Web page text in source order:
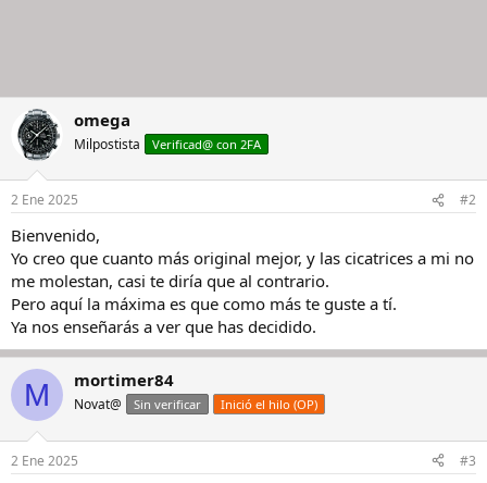
omega
Milpostista Verificad@ con 2FA
2 Ene 2025 #2
Bienvenido,
Yo creo que cuanto más original mejor, y las cicatrices a mi no
me molestan, casi te diría que al contrario.
Pero aquí la máxima es que como más te guste a tí.
Ya nos enseñarás a ver que has decidido.
M mortimer84
Novat@ Sin verificar Inició el hilo (OP)
2 Ene 2025 #3